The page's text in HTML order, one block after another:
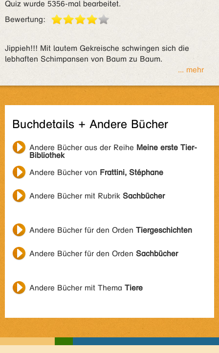
Quiz wurde 5356-mal bearbeitet.
Bewertung:
Jippieh!!! Mit lautem Gekreische schwingen sich die
lebhaften Schimpansen von Baum zu Baum.
... mehr
Buchdetails + Andere Bücher
Andere Bücher aus der Reihe Meine erste Tier-
Bibliothek
Andere Bücher von Frattini, Stéphane
Andere Bücher mit Rubrik Sachbücher
Andere Bücher für den Orden Tiergeschichten
Andere Bücher für den Orden Sachbücher
Andere Bücher mit Thema Tiere